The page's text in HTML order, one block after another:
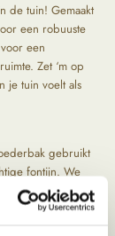
de tuin! Gemaakt
een robuuste
een
Zet ‘m op
je tuin voelt als
gebruikt
fontijn. We
op te speuren.
op kwaliteit en